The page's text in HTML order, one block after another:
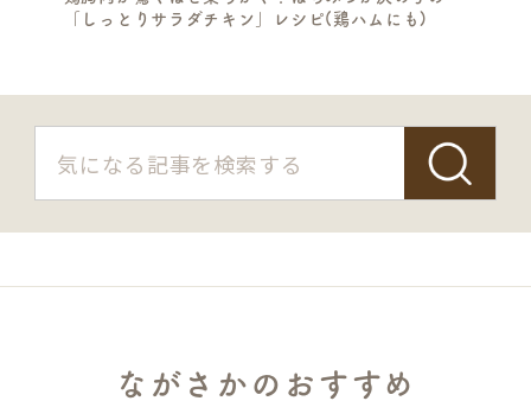
「しっとりサラダチキン」レシピ(鶏ハムにも)
ながさかのおすすめ